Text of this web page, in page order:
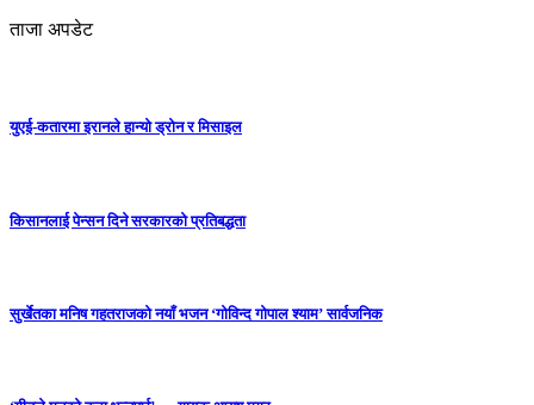
ताजा अपडेट
युएई-कतारमा इरानले हान्यो ड्रोन र मिसाइल
किसानलाई पेन्सन दिने सरकारको प्रतिबद्धता
सुर्खेतका मनिष गहतराजको नयाँ भजन ‘गोविन्द गोपाल श्याम’ सार्वजनिक